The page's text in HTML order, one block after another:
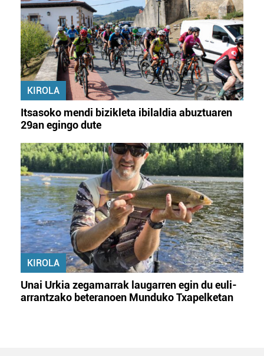
KIROLA
Itsasoko mendi bizikleta ibilaldia abuztuaren
29an egingo dute
KIROLA
Unai Urkia zegamarrak laugarren egin du euli-
arrantzako beteranoen Munduko Txapelketan